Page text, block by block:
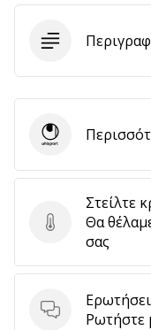
Στείλτε
Στείλτε
Θα
σας
Ερωτήσεις
Ρωτήστε
Uhlsport